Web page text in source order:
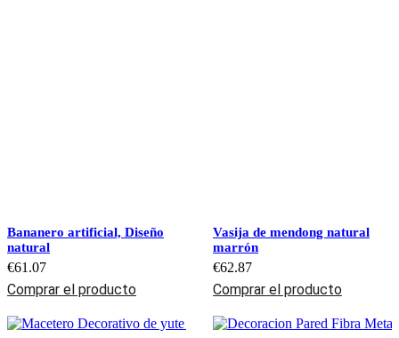
Bananero artificial, Diseño
natural
€61.07
Comprar el producto
Vasija de mendong natural
marrón
€62.87
Comprar el producto